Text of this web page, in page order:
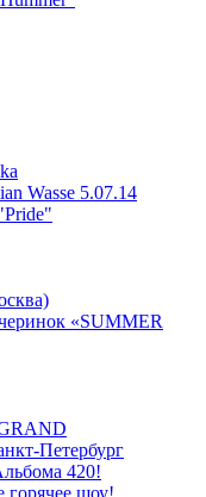
Wasse 5.07.14
«SUMMER
Петербург
420!
шоу!